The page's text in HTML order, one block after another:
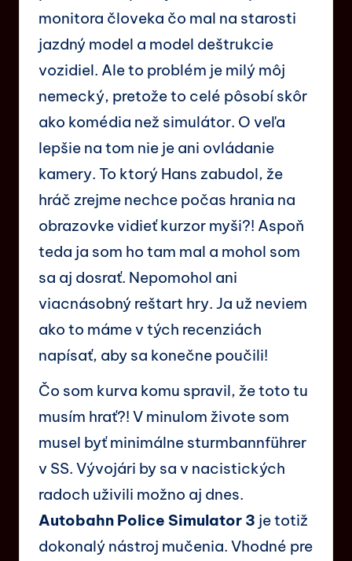
monitora človeka čo mal na starosti
jazdný model a model deštrukcie
vozidiel. Ale to problém je milý môj
nemecký, pretože to celé pôsobí skôr
ako komédia než simulátor. O veľa
lepšie na tom nie je ani ovládanie
kamery. To ktorý Hans zabudol, že
hráč zrejme nechce počas hrania na
obrazovke vidieť kurzor myši?! Aspoň
teda ja som ho tam mal a mohol som
sa aj dosrať. Nepomohol ani
viacnásobný reštart hry. Ja už neviem
ako to máme v tých recenziách
napísať, aby sa konečne poučili!
Čo som kurva komu spravil, že toto tu
musím hrať?! V minulom živote som
musel byť minimálne sturm­bann­führer
v SS. Vývojári by sa v nacistických
radoch uživili možno aj dnes.
Autobahn Police Simulator 3 je totiž
dokonalý nástroj mučenia. Vhodné pre